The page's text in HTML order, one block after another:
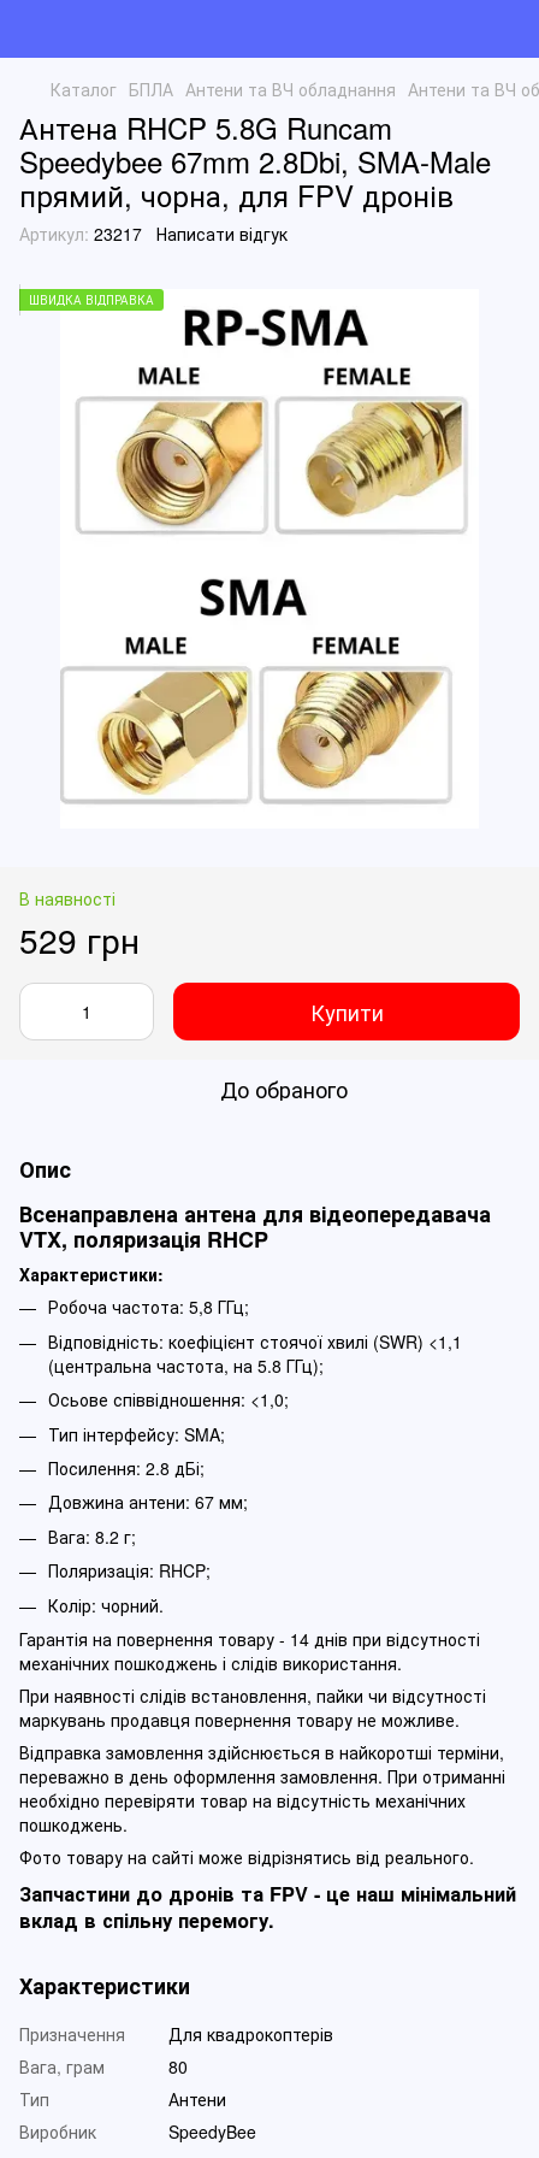
Каталог БПЛА Антени та ВЧ обладнання Антени та ВЧ
Антена RHCP 5.8G Runcam
Speedybee 67mm 2.8Dbi, SMA-Male
прямий, чорна, для FPV дронів
Артикул: 23217 Написати відгук
ШВИДКА ВІДПРАВКА
В наявності
529 грн
Купити
До обраного
Опис
Всенаправлена антена для відеопередавача
VTX, поляризація RHCP
Характеристики:
Робоча частота: 5,8 ГГц;
Відповідність: коефіцієнт стоячої хвилі (SWR) <1,1
(центральна частота, на 5.8 ГГц);
Осьове співвідношення: <1,0;
Тип інтерфейсу: SMA;
Посилення: 2.8 дБі;
Довжина антени: 67 мм;
Вага: 8.2 г;
Поляризація: RHCP;
Колір: чорний.
Гарантія на повернення товару - 14 днів при відсутності
механічних пошкоджень і слідів використання.
При наявності слідів встановлення, пайки чи відсутності
маркувань продавця повернення товару не можливе.
Відправка замовлення здійснюється в найкоротші терміни,
переважно в день оформлення замовлення. При отриманні
необхідно перевіряти товар на відсутність механічних
пошкоджень.
Фото товару на сайті може відрізнятись від реального.
Запчастини до дронів та FPV - це наш мінімальний
вклад в спільну перемогу.
Характеристики
Призначення
Для квадрокоптерів
Вага, грам
80
Тип
Антени
Виробник
SpeedyBee